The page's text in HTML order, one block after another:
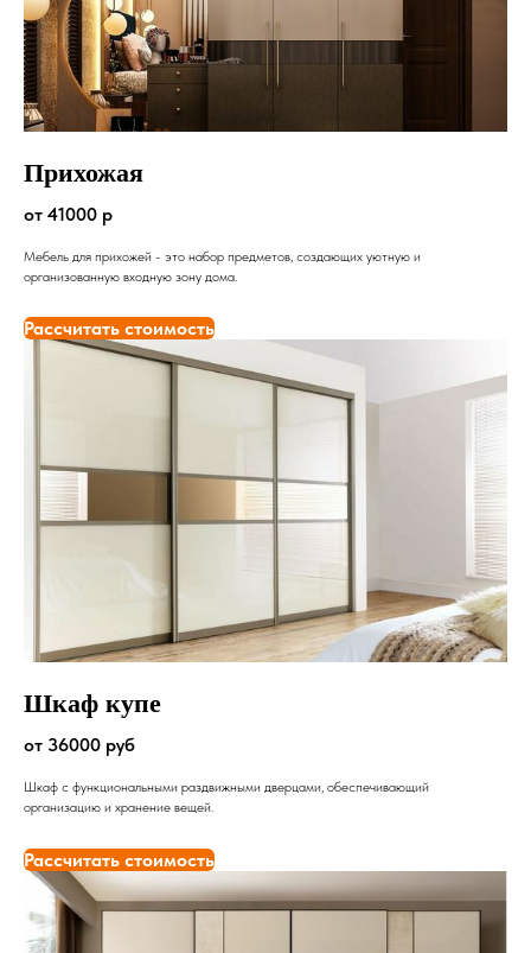
Прихожая
от 41000 р
Мебель для прихожей - это набор предметов, создающих уютную и
организованную входную зону дома.
Рассчитать стоимость
Шкаф купе
от 36000 руб
Шкаф с функциональными раздвижными дверцами, обеспечивающий
организацию и хранение вещей.
Рассчитать стоимость